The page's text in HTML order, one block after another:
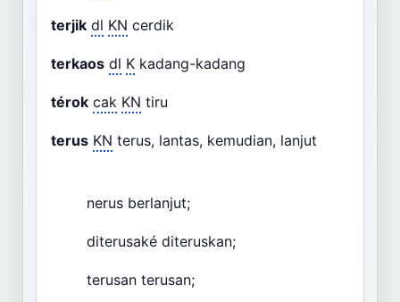
terjik dl KN cerdik
terkaos dl K kadang-kadang
térok cak KN tiru
terus KN terus, lantas, kemudian, lanjut
nerus berlanjut;
diterusaké diteruskan;
terusan terusan;